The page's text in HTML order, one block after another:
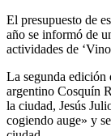
El presupuesto de
año se informó de
actividades de
La segunda edición
argentino Cosquín
la ciudad, Jesús
cogiendo auge» y